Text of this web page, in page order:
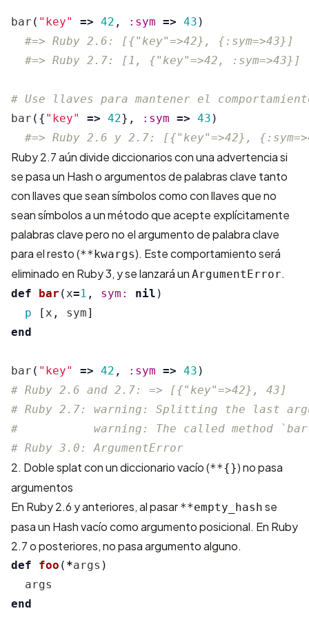
bar ( "key" => 42 , :sym => 43 )
#=> Ruby 2.6: [{"key"=>42}, {:sym=>43}]
#=> Ruby 2.7: [1, {"key"=>42, :sym=>43}]
# Use llaves para mantener el
bar ({ "key" => 42}, :sym => 43 )
#=> Ruby 2.6 y 2.7: [{"key"=>42},
Ruby 2.7 aún divide diccionarios con una advertencia si
se pasa un Hash o argumentos de palabras clave tanto
con llaves que sean símbolos como con llaves que no
sean símbolos a un método que acepte explícitamente
palabras clave pero no el argumento de palabra clave
para el resto (**kwargs). Este comportamiento será
eliminado en Ruby 3, y se lanzará un ArgumentError.
def bar ( x=1 , sym: nil )
p
[ x , sym]
end
bar ( "key" => 42 , :sym => 43 )
# Ruby 2.6 and 2.7: => [{"key"=>42}, 43]
# Ruby 2.7: warning: Splitting the last
#           warning: The called method
# Ruby 3.0: ArgumentError
2. Doble splat con un diccionario vacío (**{}) no pasa
argumentos
En Ruby 2.6 y anteriores, al pasar **empty_hash se
pasa un Hash vacío como argumento posicional. En Ruby
2.7 o posteriores, no pasa argumento alguno.
def foo ( *args )
args
end